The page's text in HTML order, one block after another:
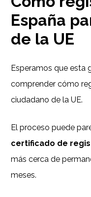
España
de la UE
Esperamos que esta
comprender cómo
ciudadano de la UE.
El proceso puede
certificado de
más cerca de
meses.